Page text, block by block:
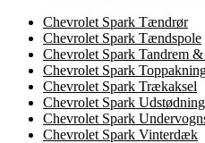
Chevrolet Spark Tændrør
Chevrolet Spark Tændspole
Chevrolet Spark Tandrem
Chevrolet Spark
Chevrolet Spark Trækaksel
Chevrolet Spark
Chevrolet Spark
Chevrolet Spark Vinterdæk